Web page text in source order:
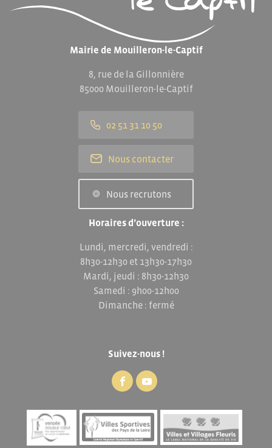
Mairie de Mouilleron-le-Captif
8, rue de la Gillonnière
85000 Mouilleron-le-Captif
02 51 31 10 50
Nous contacter
Nous recrutons
Horaires d’ouverture :
Lundi, mercredi, vendredi :
8h30-12h30 et 13h30-17h30
Mardi, jeudi : 8h30-12h30
Samedi : 9h00-12h00
Dimanche : fermé
Suivez-nous !